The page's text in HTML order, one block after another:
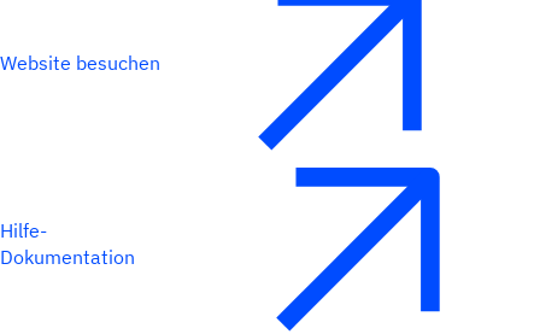
Website besuchen
Hilfe-
Dokumentation